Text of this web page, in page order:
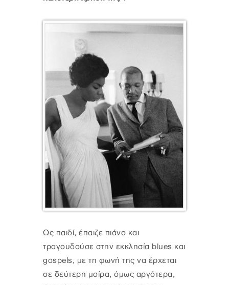
Ως παιδί, έπαιζε πιάνο και
τραγουδούσε στην εκκλησία blues και
gospels, με τη φωνή της να έρχεται
σε δεύτερη μοίρα, όμως αργότερα,